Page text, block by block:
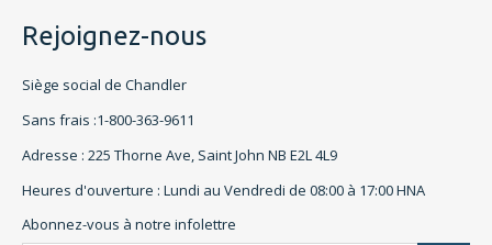
Rejoignez-nous
Siège social de Chandler
Sans frais :1-800-363-9611
Adresse : 225 Thorne Ave, Saint John NB E2L 4L9
Heures d'ouverture : Lundi au Vendredi de 08:00 à 17:00 HNA
Abonnez-vous à notre infolettre